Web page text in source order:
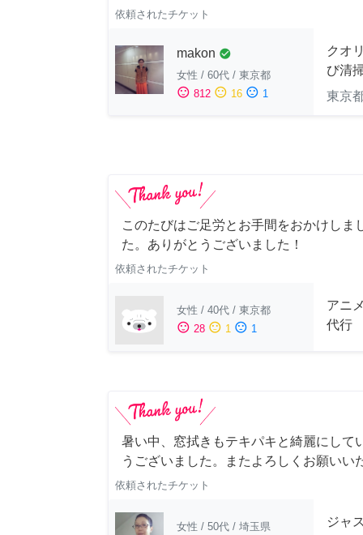
依頼されたチケット
makon check_circle
女性 / 60代 / 東京都
sentiment_satisfied 812 sentiment_neutral 16 sentiment_dissatisfied 1
クオ
び清
東京
このたびはご足労とお手間をおかけしま
た。ありがとうございました！
依頼されたチケット
女性 / 40代 / 東京都
sentiment_satisfied 28 sentiment_neutral 1 sentiment_dissatisfied 1
アニ
代行
暑い中、窓拭きもテキパキと綺麗にして
うございました。またよろしくお願いい
依頼されたチケット
女性 / 50代 / 埼玉県
ジャ